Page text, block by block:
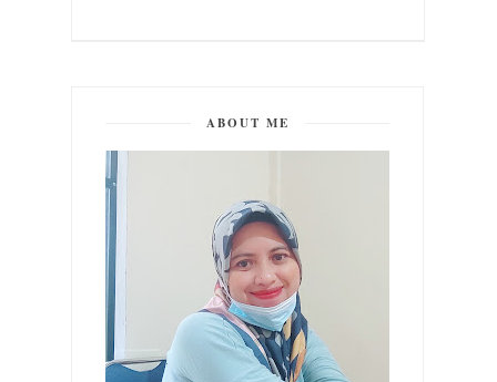
ABOUT ME